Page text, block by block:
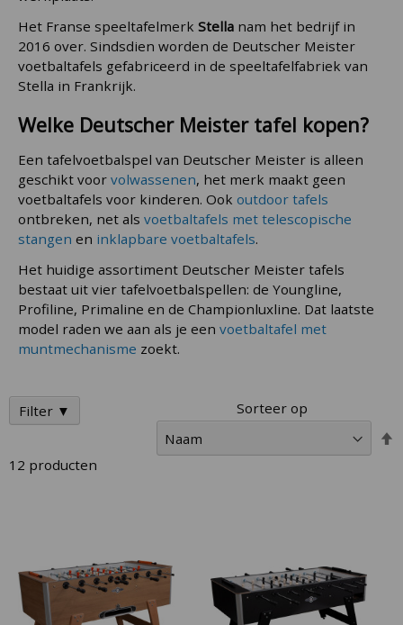
Het Franse speeltafelmerk Stella nam het bedrijf in
2016 over. Sindsdien worden de Deutscher Meister
voetbaltafels gefabriceerd in de speeltafelfabriek van
Stella in Frankrijk.
Welke Deutscher Meister tafel kopen?
Een tafelvoetbalspel van Deutscher Meister is alleen
geschikt voor volwassenen, het merk maakt geen
voetbaltafels voor kinderen. Ook outdoor tafels
ontbreken, net als voetbaltafels met telescopische
stangen en inklapbare voetbaltafels.
Het huidige assortiment Deutscher Meister tafels
bestaat uit vier tafelvoetbalspellen: de Youngline,
Profiline, Primaline en de Championluxline. Dat laatste
model raden we aan als je een voetbaltafel met
muntmechanisme zoekt.
12 producten
Sorteer op
Filter ▼